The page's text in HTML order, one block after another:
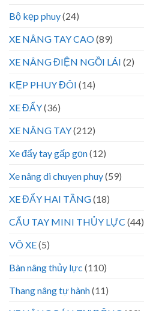
Bộ kẹp phuy(24)
XE NÂNG TAY CAO(89)
XE NÂNG ĐIỆN NGỒI LÁI (2)
KẸP PHUY ĐÔI (14)
XE ĐẨY(36)
XE NÂNG TAY(212)
Xe đẩy tay gấp gọn(12)
Xe nâng di chuyen phuy(59)
XE ĐẨY HAI TẦNG(18)
CẨU TAY MINI THỦY LỰC (44)
VÕ XE(5)
Bàn nâng thủy lực (110)
Thang nâng tự hành(11)